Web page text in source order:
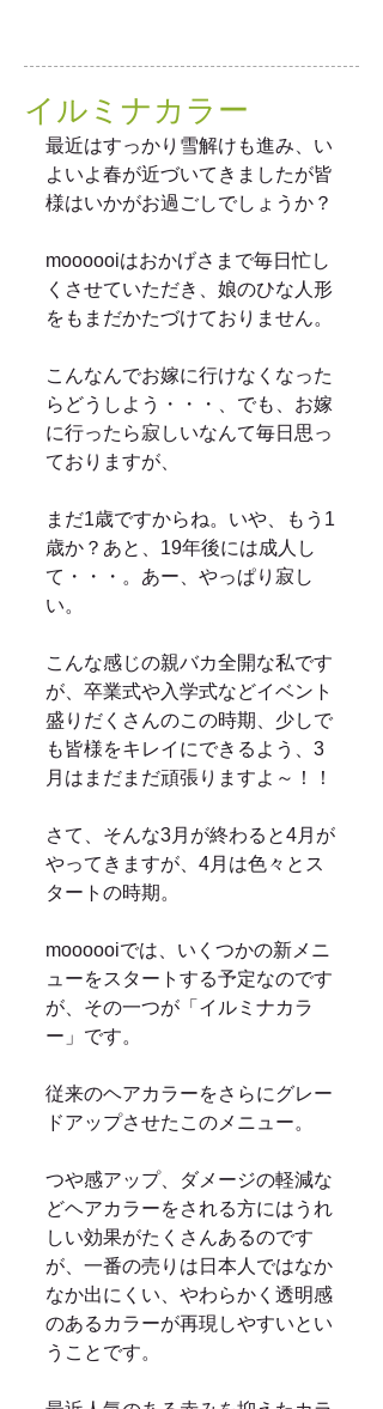
イルミナカラー
最近はすっかり雪解けも進み、い
よいよ春が近づいてきましたが皆
様はいかがお過ごしでしょうか？
moooooiはおかげさまで毎日忙し
くさせていただき、娘のひな人形
をもまだかたづけておりません。
こんなんでお嫁に行けなくなった
らどうしよう・・・、でも、お嫁
に行ったら寂しいなんて毎日思っ
ておりますが、
まだ1歳ですからね。いや、もう1
歳か？あと、19年後には成人し
て・・・。あー、やっぱり寂し
い。
こんな感じの親バカ全開な私です
が、卒業式や入学式などイベント
盛りだくさんのこの時期、少しで
も皆様をキレイにできるよう、3
月はまだまだ頑張りますよ～！！
さて、そんな3月が終わると4月が
やってきますが、4月は色々とス
タートの時期。
moooooiでは、いくつかの新メニ
ューをスタートする予定なのです
が、その一つが「イルミナカラ
ー」です。
従来のヘアカラーをさらにグレー
ドアップさせたこのメニュー。
つや感アップ、ダメージの軽減な
どヘアカラーをされる方にはうれ
しい効果がたくさんあるのです
が、一番の売りは日本人ではなか
なか出にくい、やわらかく透明感
のあるカラーが再現しやすいとい
うことです。